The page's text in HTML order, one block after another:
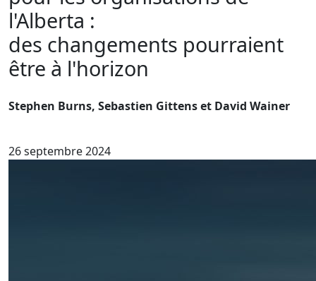
l'Alberta :
des changements pourraient
être à l'horizon
Stephen Burns, Sebastien Gittens et David Wainer
26 septembre 2024